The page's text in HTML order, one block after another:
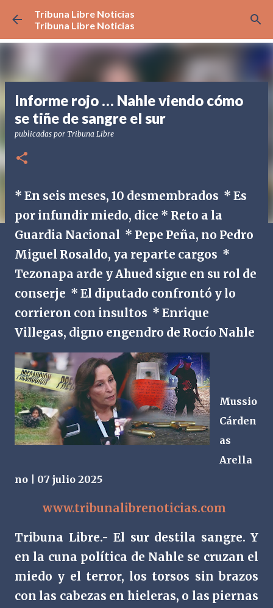
Ir al contenido principal
Tribuna Libre Noticias
Tribuna Libre Noticias
Informe rojo … Nahle viendo cómo
se tiñe de sangre el sur
publicadas por Tribuna Libre
* En seis meses, 10 desmembrados * Es
por infundir miedo, dice * Reto a la
Guardia Nacional * Pepe Peña, no Pedro
Miguel Rosaldo, ya reparte cargos *
Tezonapa arde y Ahued sigue en su rol de
conserje * El diputado confrontó y lo
corrieron con insultos * Enrique
Villegas, digno engendro de Rocío Nahle
Mussio
Cárden
as
Arella
no | 07 julio 2025
www.tribunalibrenoticias.com
Tribuna Libre.- El sur destila sangre. Y
en la cuna política de Nahle se cruzan el
miedo y el terror, los torsos sin brazos
con las cabezas en hieleras, o las piernas